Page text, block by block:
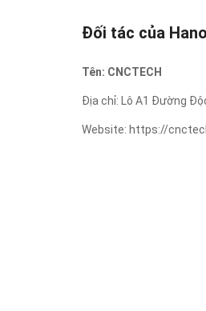
Đối tác của
Tên: CNCTECH
Địa chỉ: Lô A1 Đường
Website: https://